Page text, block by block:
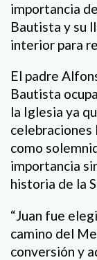
importancia
Bautista y su
interior para
El padre
Bautista
la Iglesia ya
celebraciones
como
importancia
historia de la
“Juan fue
camino del
conversión y